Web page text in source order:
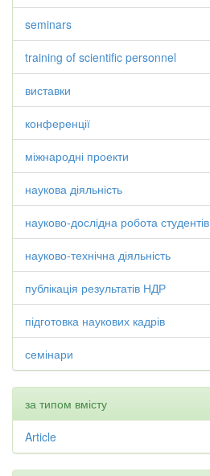
seminars
training of scientific personnel
виставки
конференції
міжнародні проекти
наукова діяльність
науково-дослідна робота студентів
науково-технічна діяльність
публікація результатів НДР
підготовка наукових кадрів
семінари
за типом вмісту
Article